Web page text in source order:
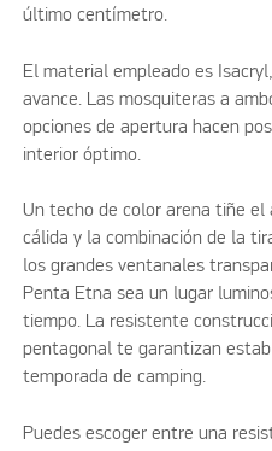
último centímetro.
El material empleado es
avance. Las mosquiteras a
opciones de apertura hacen
interior óptimo.
Un techo de color arena tiñe el
cálida y la combinación de la
los grandes ventanales
Penta Etna sea un lugar
tiempo. La resistente
pentagonal te garantizan
temporada de camping.
Puedes escoger entre una